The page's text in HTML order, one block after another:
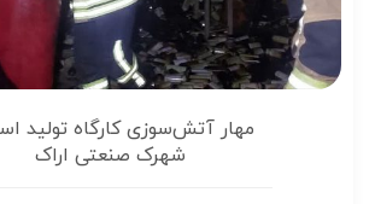
مهار آتش‌سوزی کارگاه تولید
شهرک صنعتی اراک